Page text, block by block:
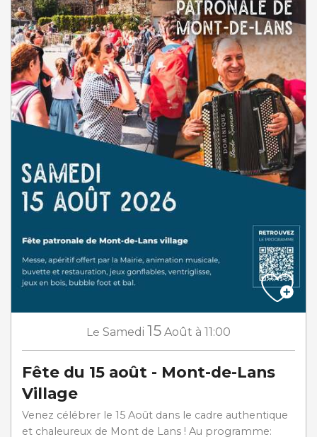
Le Samedi 15 Août à 11:00
Fête du 15 août - Mont-de-Lans
Village
Venez célébrer le 15 Août dans le cadre authentique
et chaleureux de Mont de Lans ! Au programme: